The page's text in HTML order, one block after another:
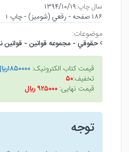
سال چاپ:۱۳۹۴/۱۰/۱۹
۱۸۶ صفحه - رقعي (شوميز) - چاپ ۱
موضوعات:
حقوقي - مجموعه قوانين - قوانين
قیمت کتاب الکترونیک: ۱۸۵۰۰۰۰ريال
تخفیف:۵۰
قیمت نهایی: ۹۲۵۰۰۰ ريال
توجه